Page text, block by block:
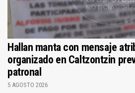
Hallan manta con mensaje
organizado en Caltzontzin
patronal
5 AGOSTO 2026